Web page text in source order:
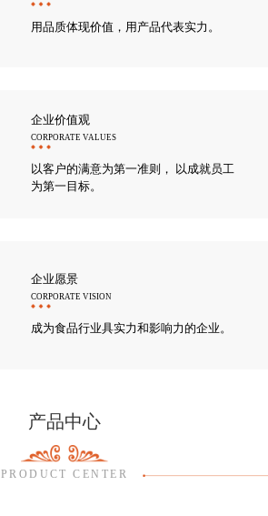
用品质体现价值，用产品代表实力。
企业价值观
CORPORATE VALUES
以客户的满意为第一准则， 以成就员工
为第一目标。
企业愿景
CORPORATE VISION
成为食品行业具实力和影响力的企业。
产品中心
PRODUCT CENTER